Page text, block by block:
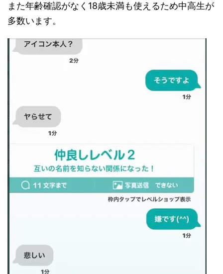
また年齢確認がなく18歳未満も使えるため中高生が
多数います。